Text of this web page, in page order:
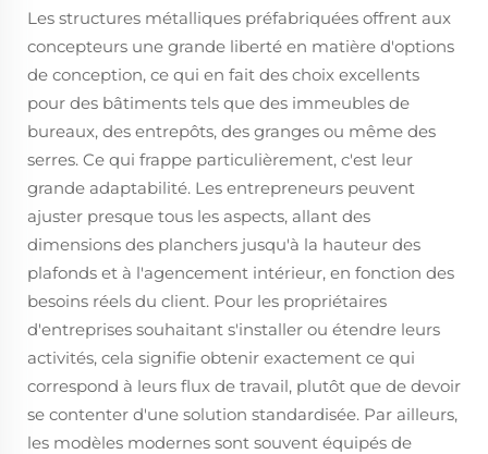
Les structures métalliques préfabriquées offrent aux
concepteurs une grande liberté en matière d'options
de conception, ce qui en fait des choix excellents
pour des bâtiments tels que des immeubles de
bureaux, des entrepôts, des granges ou même des
serres. Ce qui frappe particulièrement, c'est leur
grande adaptabilité. Les entrepreneurs peuvent
ajuster presque tous les aspects, allant des
dimensions des planchers jusqu'à la hauteur des
plafonds et à l'agencement intérieur, en fonction des
besoins réels du client. Pour les propriétaires
d'entreprises souhaitant s'installer ou étendre leurs
activités, cela signifie obtenir exactement ce qui
correspond à leurs flux de travail, plutôt que de devoir
se contenter d'une solution standardisée. Par ailleurs,
les modèles modernes sont souvent équipés de